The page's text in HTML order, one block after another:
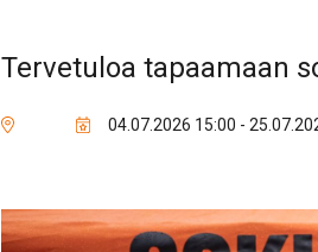
Tervetuloa tapaamaan
04.07.2026 15:00 -